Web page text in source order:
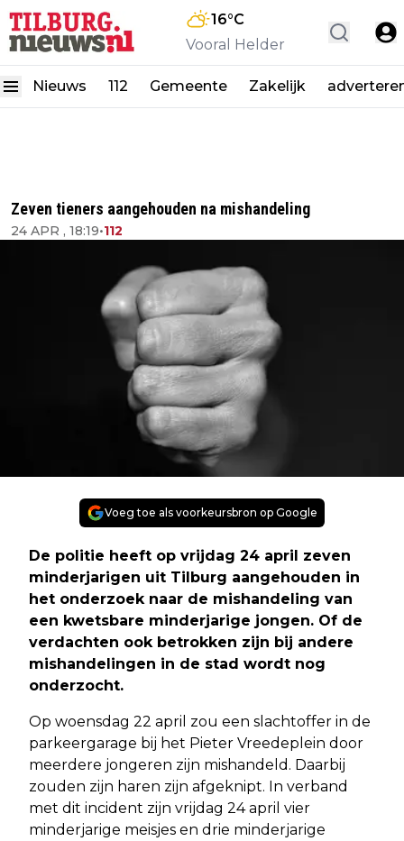
16°C
Vooral Helder
Nieuws 112 Gemeente Zakelijk
Zeven tieners aangehouden na mishandeling
24 APR , 18:19•112
Voeg toe als voorkeursbron op Google
De politie heeft op vrijdag 24 april zeven
minderjarigen uit Tilburg aangehouden in
het onderzoek naar de mishandeling van
een kwetsbare minderjarige jongen. Of de
verdachten ook betrokken zijn bij andere
mishandelingen in de stad wordt nog
onderzocht.
Op woensdag 22 april zou een slachtoffer in de
parkeergarage bij het Pieter Vreedeplein door
meerdere jongeren zijn mishandeld. Daarbij
zouden zijn haren zijn afgeknipt. In verband
met dit incident zijn vrijdag 24 april vier
minderjarige meisjes en drie minderjarige